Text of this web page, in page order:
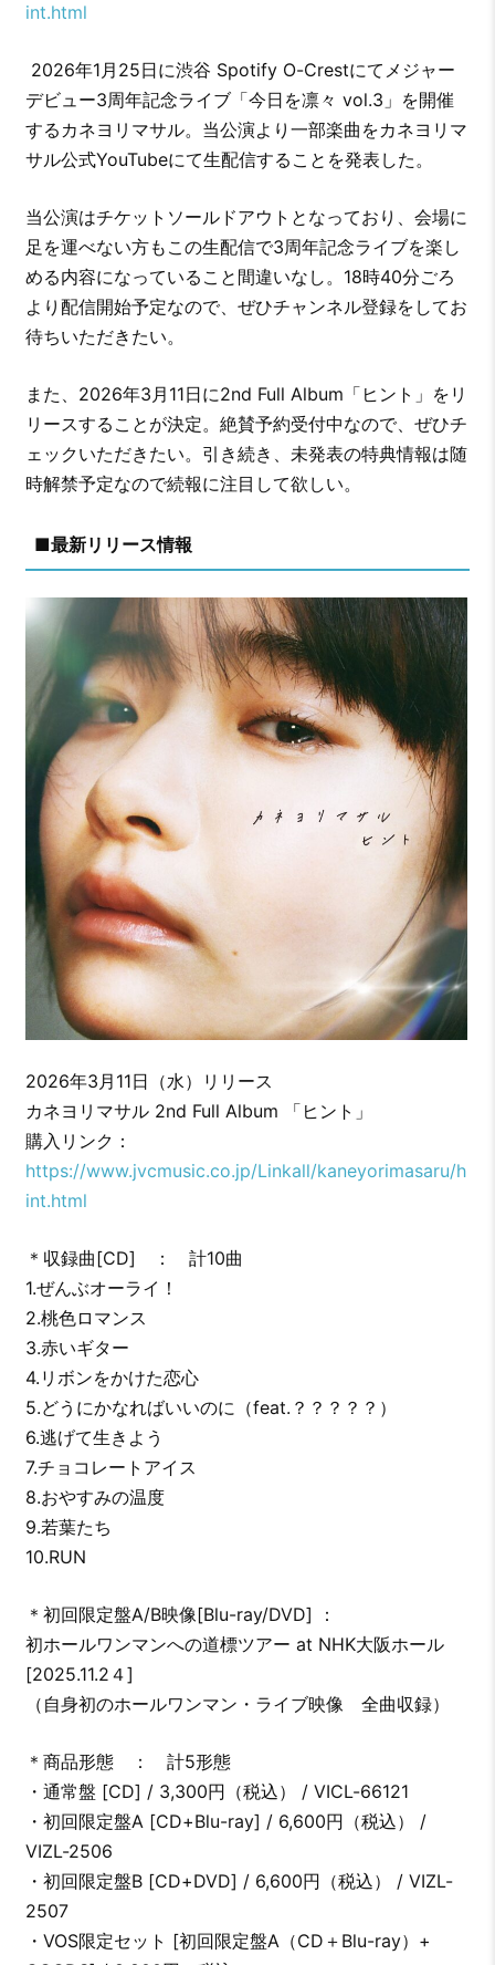
int.html
2026年1月25日に渋谷 Spotify O-Crestにてメジャー
デビュー3周年記念ライブ「今日を凛々 vol.3」を開催
するカネヨリマサル。当公演より一部楽曲をカネヨリマ
サル公式YouTubeにて生配信することを発表した。
当公演はチケットソールドアウトとなっており、会場に
足を運べない方もこの生配信で3周年記念ライブを楽し
める内容になっていること間違いなし。18時40分ごろ
より配信開始予定なので、ぜひチャンネル登録をしてお
待ちいただきたい。
また、2026年3月11日に2nd Full Album「ヒント」をリ
リースすることが決定。絶賛予約受付中なので、ぜひチ
ェックいただきたい。引き続き、未発表の特典情報は随
時解禁予定なので続報に注目して欲しい。
■最新リリース情報
2026年3月11日（水）リリース
カネヨリマサル 2nd Full Album 「ヒント」
購入リンク：
https://www.jvcmusic.co.jp/Linkall/kaneyorimasaru/h
int.html
＊収録曲[CD] ： 計10曲
1.ぜんぶオーライ！
2.桃色ロマンス
3.赤いギター
4.リボンをかけた恋心
5.どうにかなればいいのに（feat.？？？？？）
6.逃げて生きよう
7.チョコレートアイス
8.おやすみの温度
9.若葉たち
10.RUN
＊初回限定盤A/B映像[Blu-ray/DVD] ：
初ホールワンマンへの道標ツアー at NHK大阪ホール
[2025.11.2４]
（自身初のホールワンマン・ライブ映像 全曲収録）
＊商品形態 ： 計5形態
・通常盤 [CD] / 3,300円（税込） / VICL-66121
・初回限定盤A [CD+Blu-ray] / 6,600円（税込） /
VIZL-2506
・初回限定盤B [CD+DVD] / 6,600円（税込） / VIZL-
2507
・VOS限定セット [初回限定盤A（CD＋Blu-ray）+